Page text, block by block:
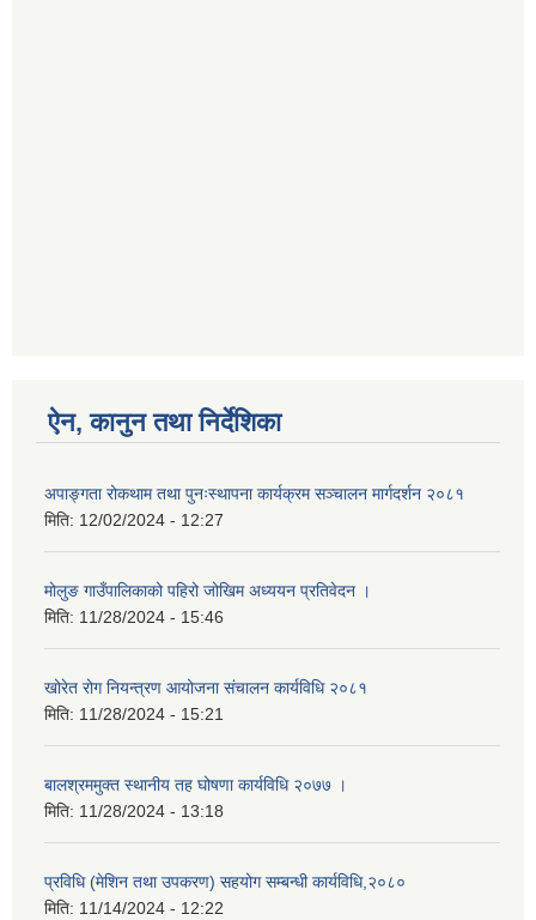
ऐन, कानुन तथा निर्देशिका
अपाङ्गता रोकथाम तथा पुनःस्थापना कार्यक्रम सञ्चालन मार्गदर्शन २०८१
मिति: 12/02/2024 - 12:27
मोलुङ गाउँपालिकाको पहिरो जोखिम अध्ययन प्रतिवेदन ।
मिति: 11/28/2024 - 15:46
खोरेत रोग नियन्त्रण आयोजना संचालन कार्यविधि २०८१
मिति: 11/28/2024 - 15:21
बालश्रममुक्त स्थानीय तह घोषणा कार्यविधि २०७७ ।
मिति: 11/28/2024 - 13:18
प्रविधि (मेशिन तथा उपकरण) सहयोग सम्बन्धी कार्यविधि,२०८०
मिति: 11/14/2024 - 12:22